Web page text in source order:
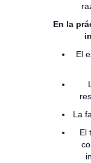
En la
El
La
El